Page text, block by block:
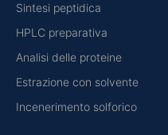
Sintesi peptidica
HPLC preparativa
Analisi delle proteine
Estrazione con solvente
Incenerimento solforico